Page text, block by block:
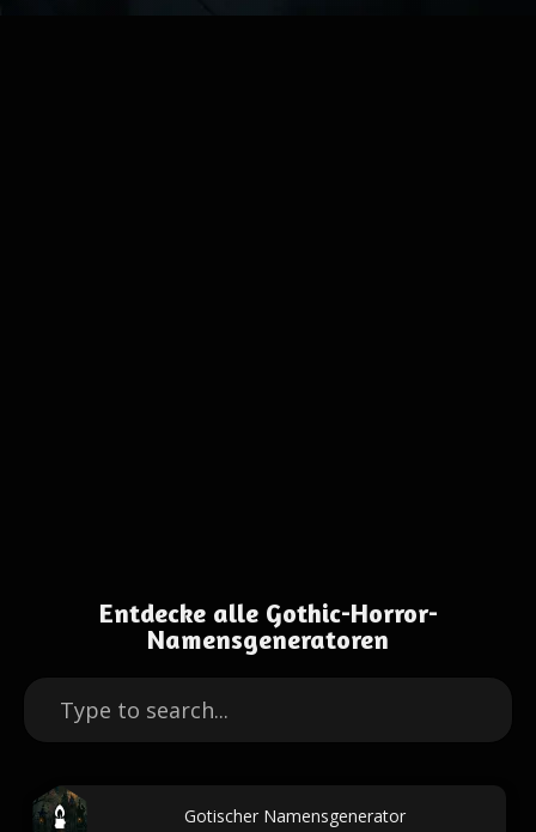
Entdecke alle Gothic-Horror-
Namensgeneratoren
Gotischer Namensgenerator